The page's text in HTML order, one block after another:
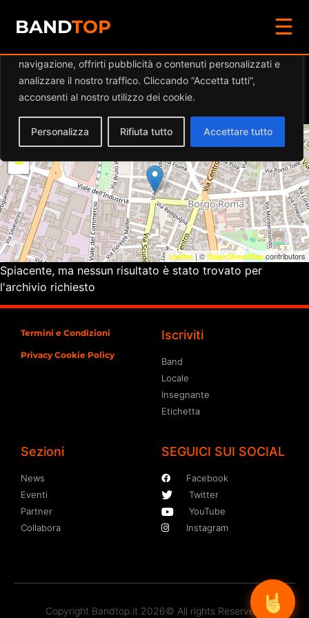
Diamo valore alla tua privacy
navigazione, offrirti pubblicità o contenuti personalizzati e
analizzare il nostro traffico. Cliccando “Accetta tutti”,
acconsenti al nostro utilizzo dei cookie.
Personalizza Rifiuta tutto Accettare tutto
BANDTOP
☰
Eventi aKASHMIR
BISTROT
+
−
Leaflet| ©OpenStreetMapcontributors
Spiacente, ma nessun risultato è stato trovato per
l'archivio richiesto
Termini e Condizioni
Privacy Cookie Policy
Iscriviti
Band
Locale
Insegnante
Etichetta
Sezioni
News
Eventi
Partner
Collabora
SEGUICI SUI SOCIAL
Facebook
Twitter
YouTube
Instagram
Copyright Bandtop.it 2026© All rights Reserved.